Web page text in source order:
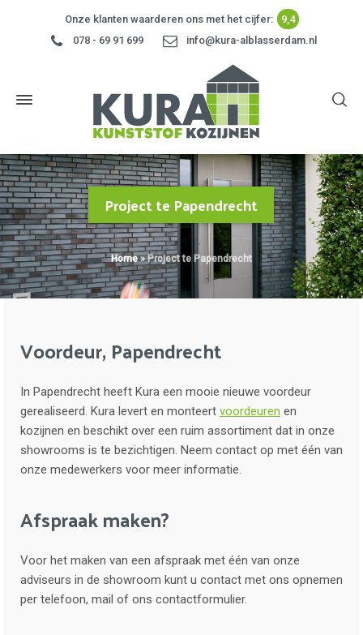
Onze klanten waarderen ons met het cijfer:
9,4
078 - 69 91 699
info@kura-alblasserdam.nl
Project te Papendrecht
Home»Project te Papendrecht
Voordeur, Papendrecht
In Papendrecht heeft Kura een mooie nieuwe voordeur
gerealiseerd. Kura levert en monteert voordeuren en
kozijnen en beschikt over een ruim assortiment dat in onze
showrooms is te bezichtigen. Neem contact op met één van
onze medewerkers voor meer informatie.
Afspraak maken?
Voor het maken van een afspraak met één van onze
adviseurs in de showroom kunt u contact met ons opnemen
per telefoon, mail of ons contactformulier.